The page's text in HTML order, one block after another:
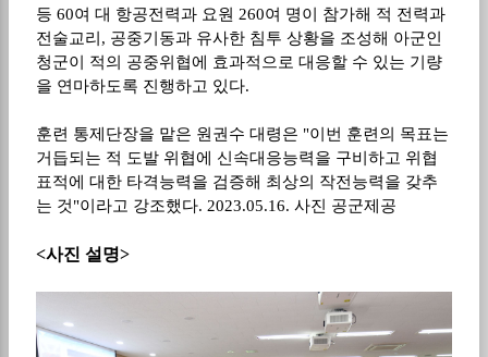
등 60여 대 항공전력과 요원 260여 명이 참가해 적 전력과
전술교리, 공중기동과 유사한 침투 상황을 조성해 아군인
청군이 적의 공중위협에 효과적으로 대응할 수 있는 기량
을 연마하도록 진행하고 있다.
훈련 통제단장을 맡은 원권수 대령은 "이번 훈련의 목표는
거듭되는 적 도발 위협에 신속대응능력을 구비하고 위협
표적에 대한 타격능력을 검증해 최상의 작전능력을 갖추
는 것"이라고 강조했다. 2023.05.16. 사진 공군제공
<사진 설명>